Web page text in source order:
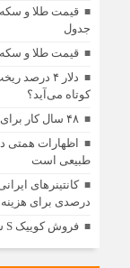
جدول
قیمت طلا و سکه یکشنبه
کوتاه می‌آید؟
۴۸ سال کار برای خرید یک تویوتا کمری
طبیعی است
درصدی برای
فروش کوییک S سایپا از امروز آغاز شد؛ جزئیات ثبت‌نام و شرایط